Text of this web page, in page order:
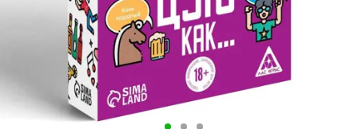
Оренбургская область
Пензенская область
Пермский край
Ростовская область
Рязанская область